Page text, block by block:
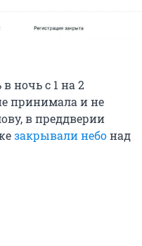
ночь с 1 на 2
принимала и не
в преддверии
закрывали небонад